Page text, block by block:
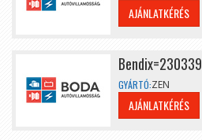
AJÁNLATKÉRÉS
Bendix=230339
GYÁRTÓ:ZEN
AJÁNLATKÉRÉS